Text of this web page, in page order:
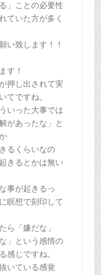
」ことの必要性
ていた方が多く
い致します！！
す！
押し出されて実
てですね。
いった大事では
があったな」と
るくらいなの
きるとかは無い
事が起きるっ
瞑想で刻印して
ら「嫌だな」
」という感情の
感じですね。
いている感覚